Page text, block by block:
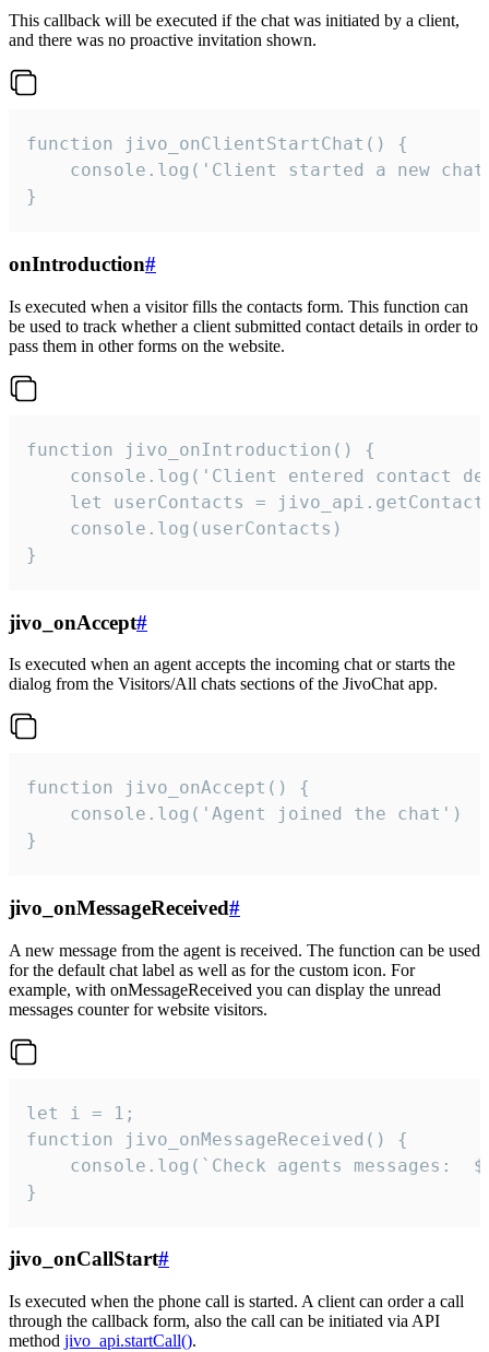
This callback will be executed if the chat was initiated by a client,
and there was no proactive invitation shown.
function jivo_onClientStartChat() {
console.log('Client started a new
}
onIntroduction#
Is executed when a visitor fills the contacts form. This function can
be used to track whether a client submitted contact details in order to
pass them in other forms on the website.
function jivo_onIntroduction() {
console.log('Client entered contact
let userContacts =
    console.log(userContacts)
}
jivo_onAccept#
Is executed when an agent accepts the incoming chat or starts the
dialog from the Visitors/All chats sections of the JivoChat app.
function jivo_onAccept() {
}
jivo_onMessageReceived#
A new message from the agent is received. The function can be used
for the default chat label as well as for the custom icon. For
example, with onMessageReceived you can display the unread
messages counter for website visitors.
let i = 1;
function jivo_onMessageReceived() {
}
jivo_onCallStart#
Is executed when the phone call is started. A client can order a call
through the callback form, also the call can be initiated via API
method jivo_api.startCall().